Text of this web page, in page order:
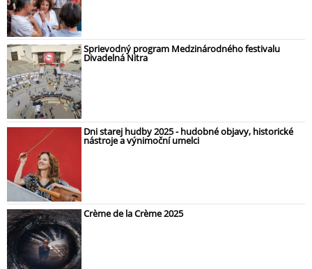
Sprievodný program Medzinárodného festivalu
Divadelná Nitra
Dni starej hudby 2025 - hudobné objavy, historické
nástroje a výnimoční umelci
Crème de la Crème 2025